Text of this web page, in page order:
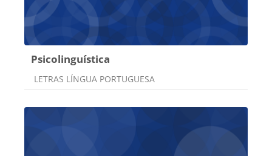
Psicolinguística
Categoria do curso
LETRAS LÍNGUA PORTUGUESA